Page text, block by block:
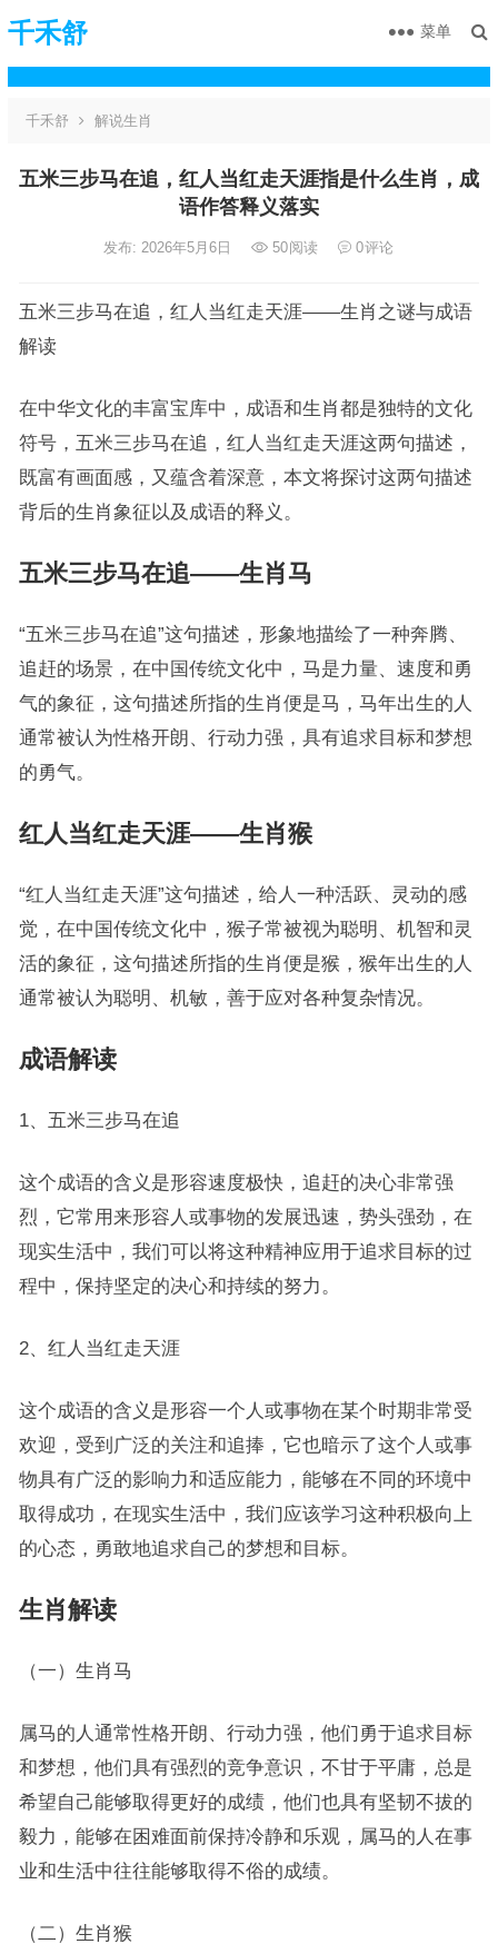
千禾舒 菜单
千禾舒 解说生肖
五米三步马在追，红人当红走天涯指是什么生肖，成
语作答释义落实
发布: 2026年5月6日 50阅读 0评论
五米三步马在追，红人当红走天涯——生肖之谜与成语
解读
在中华文化的丰富宝库中，成语和生肖都是独特的文化
符号，五米三步马在追，红人当红走天涯这两句描述，
既富有画面感，又蕴含着深意，本文将探讨这两句描述
背后的生肖象征以及成语的释义。
五米三步马在追——生肖马
“五米三步马在追”这句描述，形象地描绘了一种奔腾、
追赶的场景，在中国传统文化中，马是力量、速度和勇
气的象征，这句描述所指的生肖便是马，马年出生的人
通常被认为性格开朗、行动力强，具有追求目标和梦想
的勇气。
红人当红走天涯——生肖猴
“红人当红走天涯”这句描述，给人一种活跃、灵动的感
觉，在中国传统文化中，猴子常被视为聪明、机智和灵
活的象征，这句描述所指的生肖便是猴，猴年出生的人
通常被认为聪明、机敏，善于应对各种复杂情况。
成语解读
1、五米三步马在追
这个成语的含义是形容速度极快，追赶的决心非常强
烈，它常用来形容人或事物的发展迅速，势头强劲，在
现实生活中，我们可以将这种精神应用于追求目标的过
程中，保持坚定的决心和持续的努力。
2、红人当红走天涯
这个成语的含义是形容一个人或事物在某个时期非常受
欢迎，受到广泛的关注和追捧，它也暗示了这个人或事
物具有广泛的影响力和适应能力，能够在不同的环境中
取得成功，在现实生活中，我们应该学习这种积极向上
的心态，勇敢地追求自己的梦想和目标。
生肖解读
（一）生肖马
属马的人通常性格开朗、行动力强，他们勇于追求目标
和梦想，他们具有强烈的竞争意识，不甘于平庸，总是
希望自己能够取得更好的成绩，他们也具有坚韧不拔的
毅力，能够在困难面前保持冷静和乐观，属马的人在事
业和生活中往往能够取得不俗的成绩。
（二）生肖猴